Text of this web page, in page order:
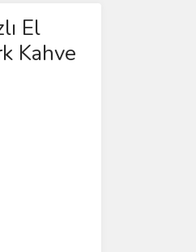
El
Kahve